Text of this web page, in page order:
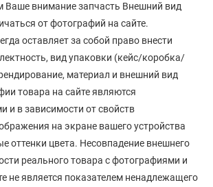
Ваше внимание запчасть Внешний вид
от фотографий на сайте.
оставляет за собой право внести
вид упаковки (кейс/коробка/
материал и внешний вид
товара на сайте являются
и в зависимости от свойств
на экране вашего устройства
оттенки цвета. Несовпадение внешнего
реального товара с фотографиями и
не является показателем ненадлежащего